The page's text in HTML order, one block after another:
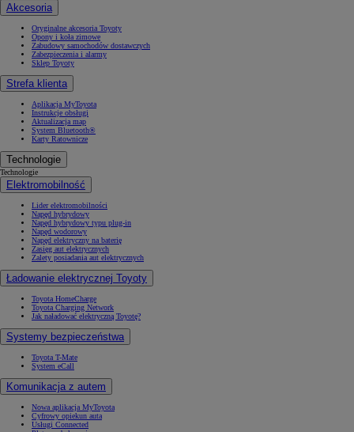
Akcesoria
Oryginalne akcesoria Toyoty
Opony i koła zimowe
Zabudowy samochodów dostawczych
Zabezpieczenia i alarmy
Sklep Toyoty
Strefa klienta
Aplikacja MyToyota
Instrukcje obsługi
Aktualizacja map
System Bluetooth®
Karty Ratownicze
Technologie
Technologie
Elektromobilność
Lider elektromobilności
Napęd hybrydowy
Napęd hybrydowy typu plug-in
Napęd wodorowy
Napęd elektryczny na baterię
Zasięg aut elektrycznych
Zalety posiadania aut elektrycznych
Ładowanie elektrycznej Toyoty
Toyota HomeCharge
Toyota Charging Network
Jak naładować elektryczną Toyotę?
Systemy bezpieczeństwa
Toyota T-Mate
System eCall
Komunikacja z autem
Nowa aplikacja MyToyota
Cyfrowy opiekun auta
Usługi Connected